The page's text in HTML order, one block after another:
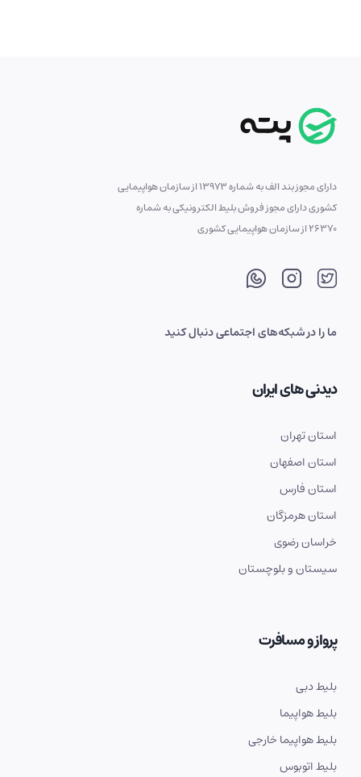
دارای مجوز بند الف به شماره 13973 از سازمان هواپیمایی
کشوری دارای مجوز فروش بلیط الکترونیکی به شماره
26370 از سازمان هواپیمایی کشوری
ما را در شبکه‌های اجتماعی دنبال کنید
دیدنی های ایران
استان تهران
استان اصفهان
استان فارس
استان هرمزگان
خراسان رضوی
سیستان و بلوچستان
پرواز و مسافرت
بلیط دبی
بلیط هواپیما
بلیط هواپیما خارجی
بلیط اتوبوس